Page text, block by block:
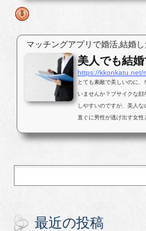
マッチングアプリで婚活,結婚
美人でも結
https://kkonkatu.net/
とても素敵で美しいのに
いませんか？ブサイクな
しやすいのですが、美人
直ぐに男性が逃げ出す女性
最近の投稿